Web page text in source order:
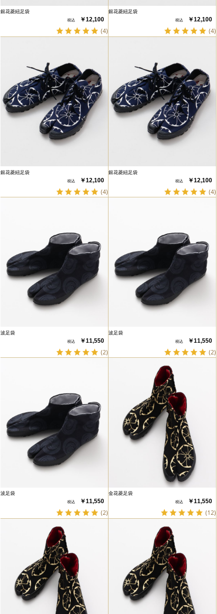
銀花菱紐足袋
￥12,100
(4)
銀花菱紐足袋
￥12,100
(4)
銀花菱紐足袋
￥12,100
(4)
銀花菱紐足袋
￥12,100
(4)
波足袋
￥11,550
(2)
波足袋
￥11,550
(2)
波足袋
￥11,550
(2)
金花菱足袋
￥11,550
(12)